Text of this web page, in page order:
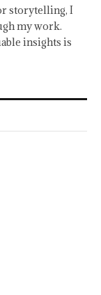
storytelling, I
my work.
insights is